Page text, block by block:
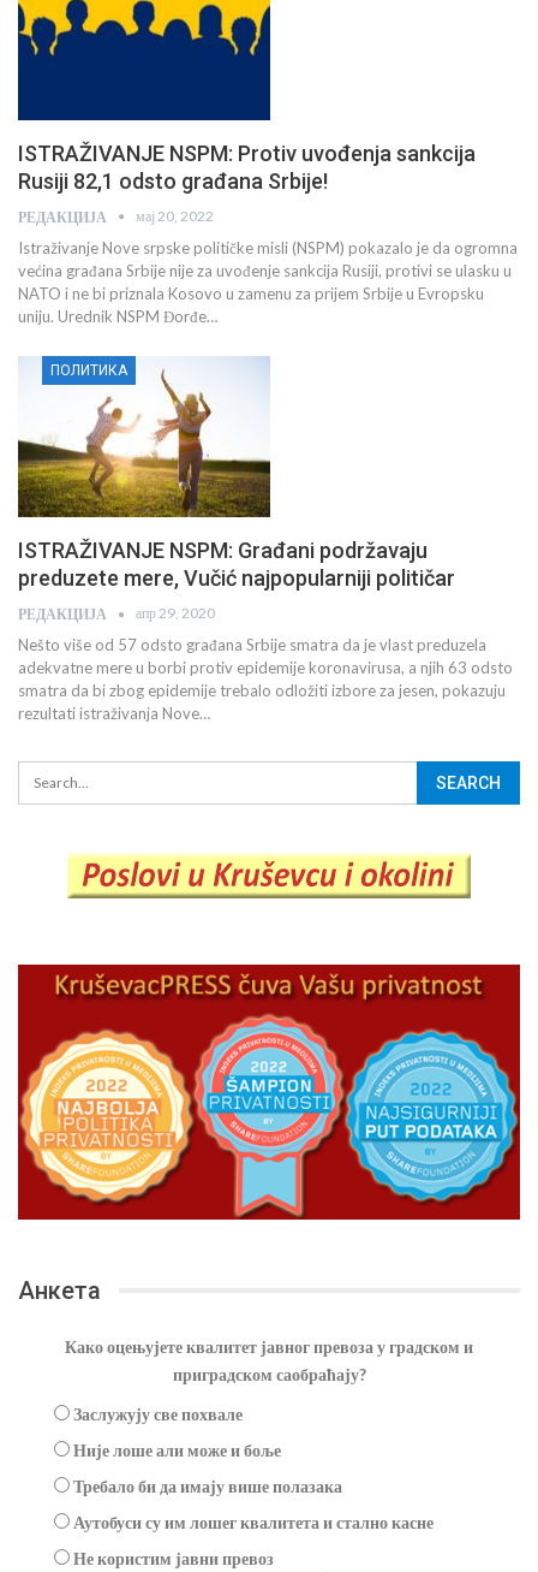
ISTRAŽIVANJE NSPM: Protiv uvođenja sankcija
Rusiji 82,1 odsto građana Srbije!
РЕДАКЦИЈА мај 20, 2022
Istraživanje Nove srpske političke misli (NSPM) pokazalo je da ogromna
većina građana Srbije nije za uvođenje sankcija Rusiji, protivi se ulasku u
NATO i ne bi priznala Kosovo u zamenu za prijem Srbije u Evropsku
uniju. Urednik NSPM Đorđe…
ПОЛИТИКА
ISTRAŽIVANJE NSPM: Građani podržavaju
preduzete mere, Vučić najpopularniji političar
РЕДАКЦИЈА апр 29, 2020
Nešto više od 57 odsto građana Srbije smatra da je vlast preduzela
adekvatne mere u borbi protiv epidemije koronavirusa, a njih 63 odsto
smatra da bi zbog epidemije trebalo odložiti izbore za jesen, pokazuju
rezultati istraživanja Nove…
Анкета
Како оцењујете квалитет јавног превоза у градском и
приградском саобраћају?
Заслужују све похвале
Није лоше али може и боље
Требало би да имају више полазака
Аутобуси су им лошег квалитета и стално касне
Не користим јавни превоз